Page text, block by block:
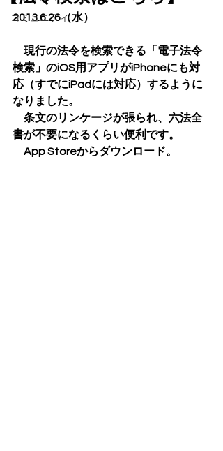
コミュニティ
2013.6.26（水）
現行の法令を検索できる「電子法令
検索」のiOS用アプリがiPhoneにも対
応（すでにiPadには対応）するように
なりました。
条文のリンケージが張られ、六法全
書が不要になるくらい便利です。
App Storeからダウンロード。